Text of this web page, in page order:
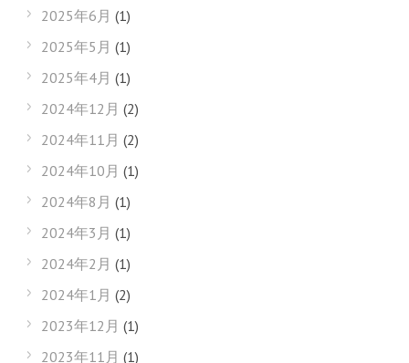
2025年6月 (1)
2025年5月 (1)
2025年4月 (1)
2024年12月 (2)
2024年11月 (2)
2024年10月 (1)
2024年8月 (1)
2024年3月 (1)
2024年2月 (1)
2024年1月 (2)
2023年12月 (1)
2023年11月 (1)